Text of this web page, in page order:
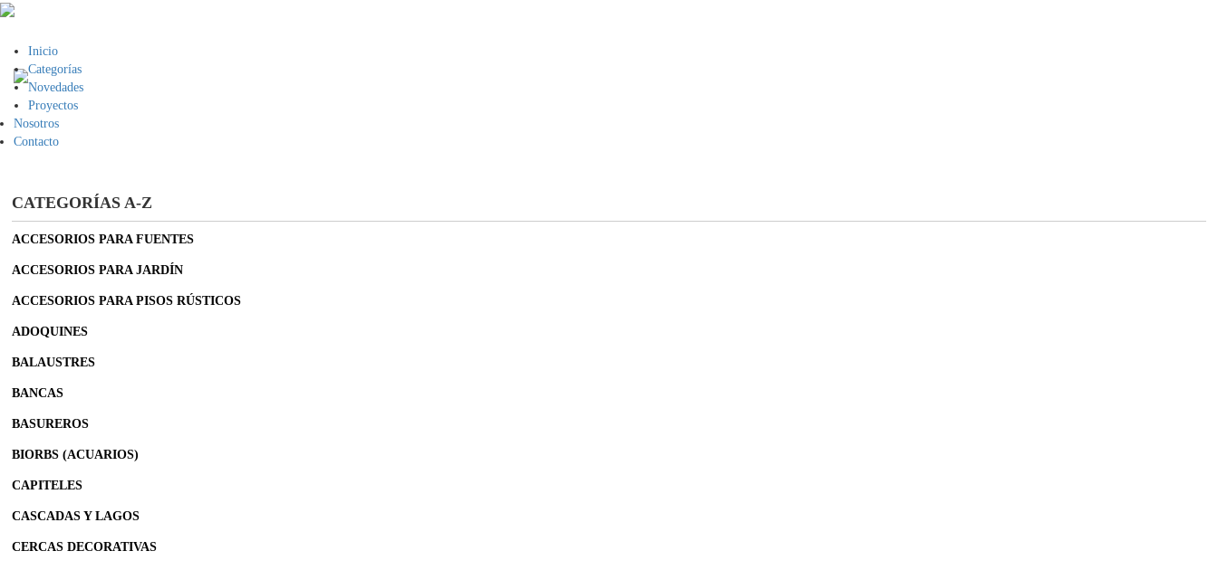
Inicio
Categorías
Novedades
Proyectos
Nosotros
Contacto
Proyectan solidez y se fabrican a la medida para instalar sobre paredes o en jardines. Los rótulos y señalización de concreto son duraderos y de fácil mantenimiento.
CATEGORÍAS A-Z
ACCESORIOS PARA FUENTES
ACCESORIOS PARA JARDÍN
ACCESORIOS PARA PISOS RÚSTICOS
ADOQUINES
BALAUSTRES
BANCAS
BASUREROS
BIORBS (ACUARIOS)
CAPITELES
CASCADAS Y LAGOS
CERCAS DECORATIVAS